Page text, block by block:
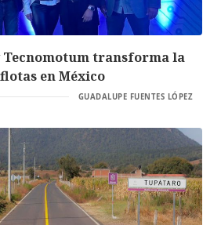
transforma la
en México
GUADALUPE FUENTES LÓPEZ